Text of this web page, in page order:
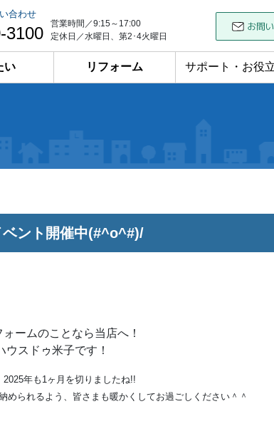
合わせ
3100
営業時間／9:15～17:00
定休日／水曜日、第2･4火曜日
い リフォーム サポート・お役
ベント開催中(#^o^#)/
ームのことなら当店へ！
スドゥ米子です！
年も1ヶ月を切りましたね!!
められるよう、皆さまも暖かくしてお過ごしください＾＾